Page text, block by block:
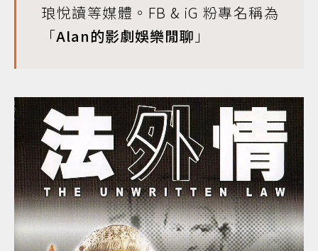
琅悅讀等媒體。FB & iG 粉專名稱為
「Alan的影劇娛樂閒聊 」